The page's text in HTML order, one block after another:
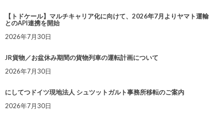
【トドケール】マルチキャリア化に向けて、2026年7月よりヤマト運輸
とのAPI連携を開始
2026年7月30日
JR貨物／お盆休み期間の貨物列車の運転計画について
2026年7月30日
にしてつドイツ現地法人 シュツットガルト事務所移転のご案内
2026年7月30日